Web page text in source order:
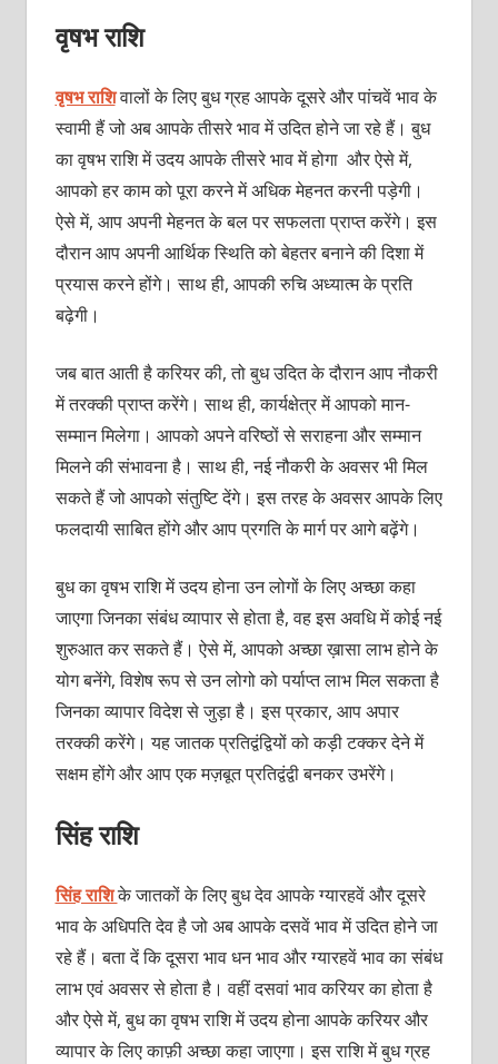
वृषभ राशि
वृषभ राशिवालों के लिए बुध ग्रह आपके दूसरे और पांचवें भाव के
स्वामी हैं जो अब आपके तीसरे भाव में उदित होने जा रहे हैं। बुध
का वृषभ राशि में उदय आपके तीसरे भाव में होगा और ऐसे में,
आपको हर काम को पूरा करने में अधिक मेहनत करनी पड़ेगी।
ऐसे में, आप अपनी मेहनत के बल पर सफलता प्राप्त करेंगे। इस
दौरान आप अपनी आर्थिक स्थिति को बेहतर बनाने की दिशा में
प्रयास करने होंगे। साथ ही, आपकी रुचि अध्यात्म के प्रति
बढ़ेगी।
जब बात आती है करियर की, तो बुध उदित के दौरान आप नौकरी
में तरक्की प्राप्त करेंगे। साथ ही, कार्यक्षेत्र में आपको मान-
सम्मान मिलेगा। आपको अपने वरिष्ठों से सराहना और सम्मान
मिलने की संभावना है। साथ ही, नई नौकरी के अवसर भी मिल
सकते हैं जो आपको संतुष्टि देंगे। इस तरह के अवसर आपके लिए
फलदायी साबित होंगे और आप प्रगति के मार्ग पर आगे बढ़ेंगे।
बुध का वृषभ राशि में उदय होना उन लोगों के लिए अच्छा कहा
जाएगा जिनका संबंध व्यापार से होता है, वह इस अवधि में कोई नई
शुरुआत कर सकते हैं। ऐसे में, आपको अच्छा ख़ासा लाभ होने के
योग बनेंगे, विशेष रूप से उन लोगो को पर्याप्त लाभ मिल सकता है
जिनका व्यापार विदेश से जुड़ा है। इस प्रकार, आप अपार
तरक्की करेंगे। यह जातक प्रतिद्वंद्वियों को कड़ी टक्कर देने में
सक्षम होंगे और आप एक मज़बूत प्रतिद्वंद्वी बनकर उभरेंगे।
सिंह राशि
सिंह राशिके जातकों के लिए बुध देव आपके ग्यारहवें और दूसरे
भाव के अधिपति देव है जो अब आपके दसवें भाव में उदित होने जा
रहे हैं। बता दें कि दूसरा भाव धन भाव और ग्यारहवें भाव का संबंध
लाभ एवं अवसर से होता है। वहीं दसवां भाव करियर का होता है
और ऐसे में, बुध का वृषभ राशि में उदय होना आपके करियर और
व्यापार के लिए काफ़ी अच्छा कहा जाएगा। इस राशि में बुध ग्रह